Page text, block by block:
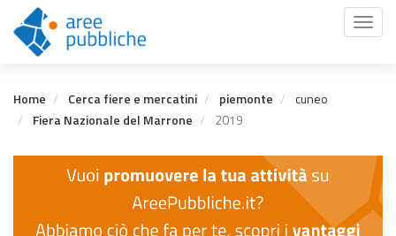
contenuto
principale
Toggle
Home Cerca fiere e mercatini piemonte
cuneo
Fiera Nazionale del Marrone
2019